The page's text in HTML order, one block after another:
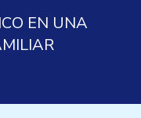
EN UNA